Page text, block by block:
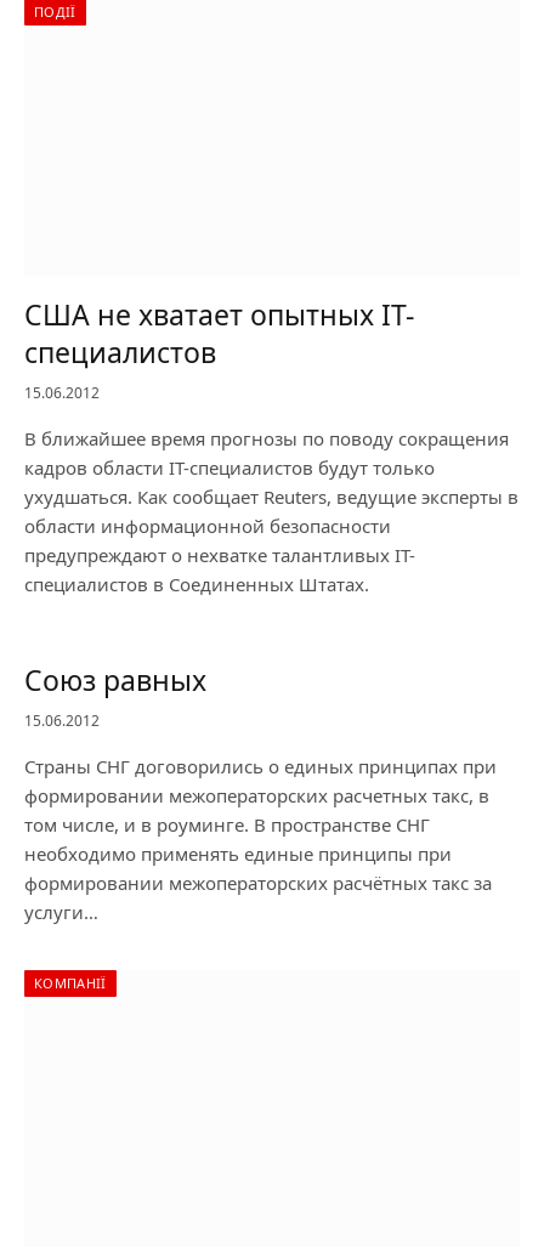
ПОДІЇ
США не хватает опытных IT-
специалистов
15.06.2012
В ближайшее время прогнозы по поводу сокращения
кадров области IT-специалистов будут только
ухудшаться. Как сообщает Reuters, ведущие эксперты в
области информационной безопасности
предупреждают о нехватке талантливых IT-
специалистов в Соединенных Штатах.
Союз равных
15.06.2012
Страны СНГ договорились о единых принципах при
формировании межоператорских расчетных такс, в
том числе, и в роуминге. В пространстве СНГ
необходимо применять единые принципы при
формировании межоператорских расчётных такс за
услуги…
КОМПАНІЇ